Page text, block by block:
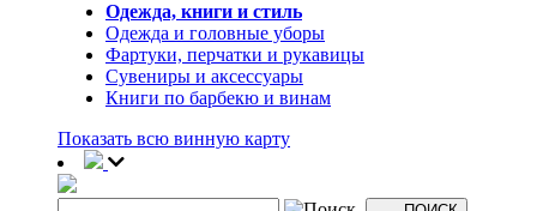
Одежда, книги и стиль
Одежда и головные уборы
Фартуки, перчатки и рукавицы
Сувениры и аксессуары
Книги по барбекю и винам
Показать всю винную карту